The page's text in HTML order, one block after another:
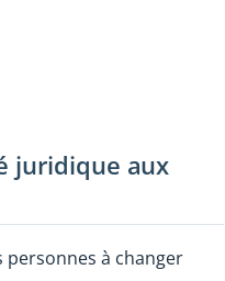
juridique aux
personnes à changer